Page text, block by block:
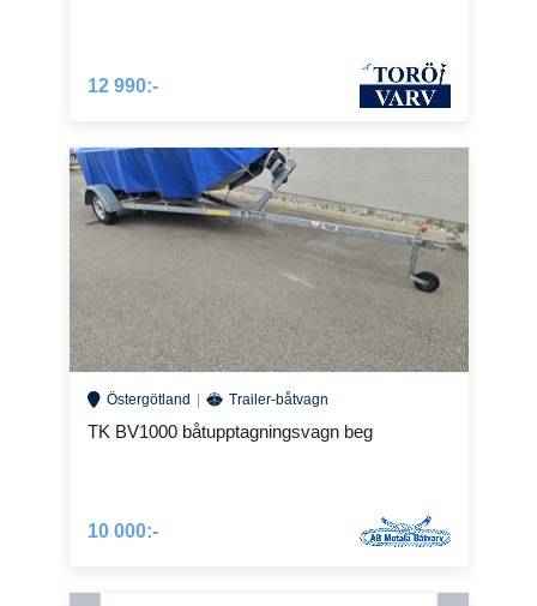
12 990:-
Östergötland Trailer-båtvagn
TK BV1000 båtupptagningsvagn beg
10 000:-